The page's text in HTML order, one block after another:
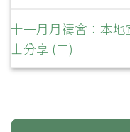
十一月月禱會：本地
士分享 (二)